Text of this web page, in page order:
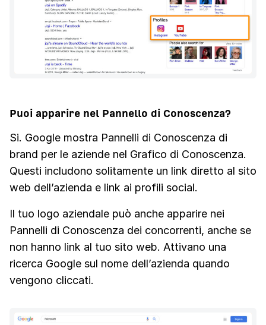
Puoi apparire nel Pannello di Conoscenza?
Si. Google mostra Pannelli di Conoscenza di
brand per le aziende nel Grafico di Conoscenza.
Questi includono solitamente un link diretto al sito
web dell’azienda e link ai profili social.
Il tuo logo aziendale può anche apparire nei
Pannelli di Conoscenza dei concorrenti, anche se
non hanno link al tuo sito web. Attivano una
ricerca Google sul nome dell’azienda quando
vengono cliccati.